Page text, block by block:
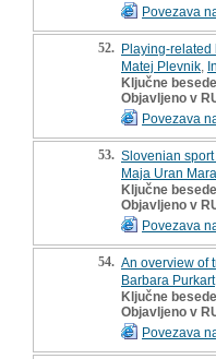
Povezava
52. Playing-related
Matej Plevnik
Ključne
Objavljeno v
Povezava
53. Slovenian
Maja Uran
Ključne
Objavljeno v
Povezava
54. An overview of
Barbara Purkart,
Ključne
Objavljeno v
Povezava